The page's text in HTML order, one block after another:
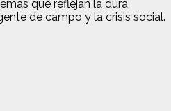
que reflejan la dura
de campo y la crisis social.